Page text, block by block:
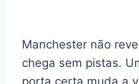
Manchester não
chega sem pistas.